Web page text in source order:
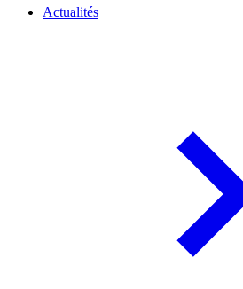
Actualités